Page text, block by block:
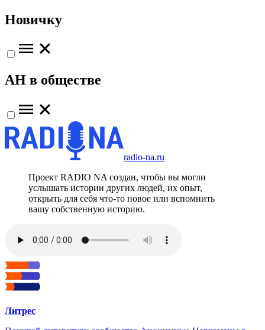
Новичку
АН в обществе
radio-na.ru
Проект RADIO NA создан, чтобы вы могли
услышать истории других людей, их опыт,
открыть для себя что-то новое или вспомнить
вашу собственную историю.
Литрес